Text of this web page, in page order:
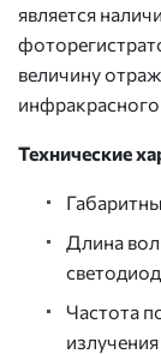
является
величину
инфракрасного
Технические
Длина
Частота